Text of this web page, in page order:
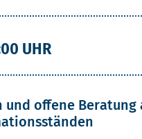
UHR
und offene Beratung